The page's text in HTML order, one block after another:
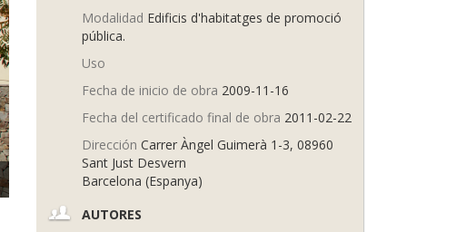
Modalidad Edificis d'habitatges de promoció
pública.
Uso
Fecha de inicio de obra 2009-11-16
Fecha del certificado final de obra 2011-02-22
Dirección Carrer Àngel Guimerà 1-3, 08960
Sant Just Desvern
Barcelona (Espanya)
AUTORES